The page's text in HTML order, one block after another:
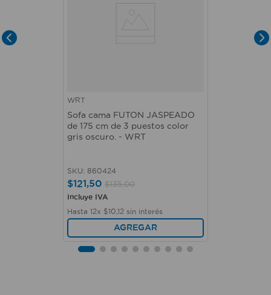
WRT
Sofa cama FUTON JASPEADO
de 175 cm de 3 puestos color
gris oscuro. - WRT
SKU: 860424
$121,50 $135,00
Incluye IVA
Hasta 12x $10 12 sin interés
AGREGAR